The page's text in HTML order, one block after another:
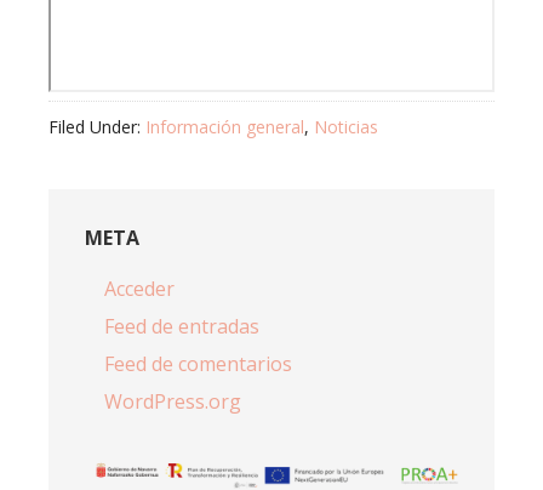
Filed Under: Información general, Noticias
META
Acceder
Feed de entradas
Feed de comentarios
WordPress.org